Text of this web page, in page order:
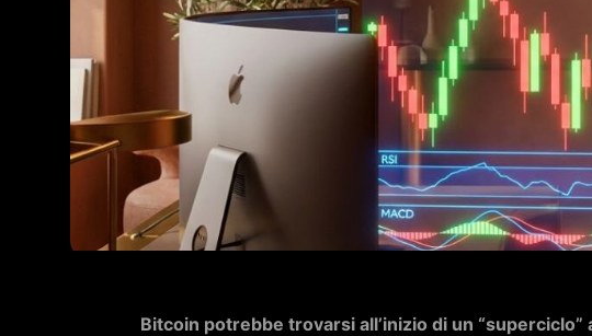
Bitcoin potrebbe trovarsi all’inizio di un